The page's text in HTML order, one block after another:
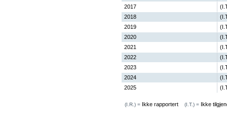
2017
2018
2019
2020
2021
2022
2023
2024
2025
(I.R.) = Ikke rapportert (I.T.) = Ikke